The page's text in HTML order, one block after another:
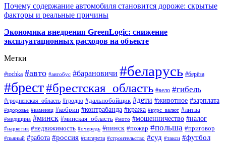
Почему содержание автомобиля становится дороже: скрытые
факторы и реальные причины
Экономика внедрения GreenLogic: снижение
эксплуатационных расходов на объекте
Метки
#tochka #авто #автобус #барановичи #беларусь #берёза
#брест#брестская_область #вело #гибель
#гродненская_область #гродно #дальнобойщик #дети #животное #зарплата
#здоровье #каменец #кобрин #контрабанда #кража #курс_валют #литва
#медицина #минск #минская_область #мото #мошенничество #налог
#наркотик #недвижимость #очередь #пинск #пожар #польша #приговор
#пьяный #работа #россия #сигарета #строительство #суд #такси #футбол